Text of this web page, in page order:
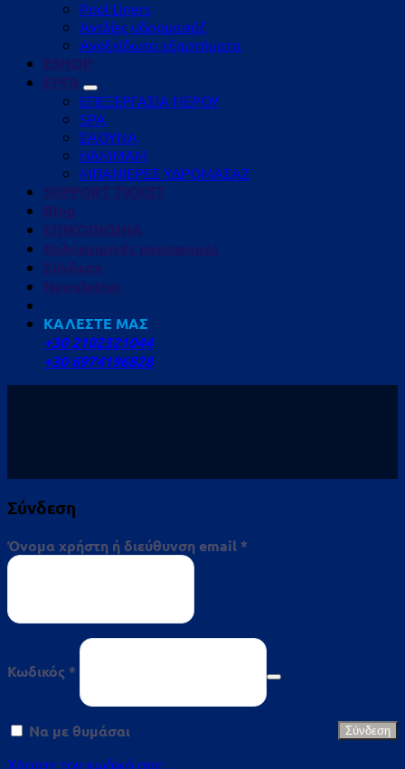
Pool Liners
Αντλίες υδρομασάζ
Ανοξείδωτα εξαρτήματα
ESHOP
ΕΡΓΑ
ΕΠΕΞΕΡΓΑΣΙΑ ΝΕΡΟΥ
SPA
ΣΑΟΥΝΑ
HAMMAM
ΜΠΑΝΙΕΡΕΣ ΥΔΡΟΜΑΣΑΖ
SUPPORT TICKET
Blog
ΕΠΙΚΟΙΝΩΝΙΑ
Καλοκαιρινές προσφορές
Σύνδεση
Newsletter
ΚΑΛΕΣΤΕ ΜΑΣ
+30 2102321044
+30 6974196828
Σύνδεση
Όνομα χρήστη ή διεύθυνση email *
Κωδικός *
Απαιτείται
Να με θυμάσαι Σύνδεση
Χάσατε τον κωδικό σας;